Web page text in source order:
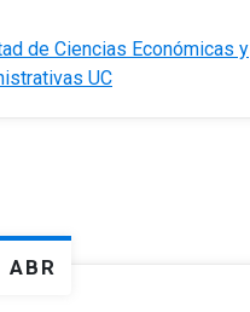
de Ciencias Económicas y
UC
ABR